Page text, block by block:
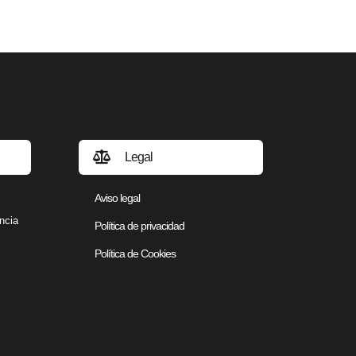
Legal
Aviso legal
Política de privacidad
Política de Cookies